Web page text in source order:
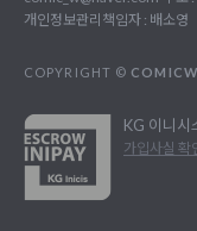
개인정보관리책임자 : 배소영
COPYRIGHT ©
KG 이니시
가입사실 확